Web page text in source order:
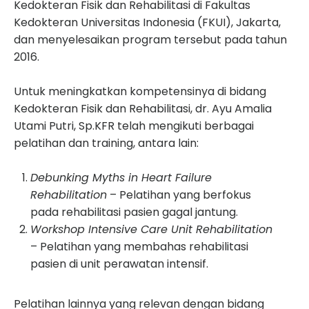
Kedokteran Fisik dan Rehabilitasi di Fakultas
Kedokteran Universitas Indonesia (FKUI), Jakarta,
dan menyelesaikan program tersebut pada tahun
2016.
Untuk meningkatkan kompetensinya di bidang
Kedokteran Fisik dan Rehabilitasi, dr. Ayu Amalia
Utami Putri, Sp.KFR telah mengikuti berbagai
pelatihan dan training, antara lain:
Debunking Myths in Heart Failure
Rehabilitation – Pelatihan yang berfokus
pada rehabilitasi pasien gagal jantung.
Workshop Intensive Care Unit Rehabilitation
– Pelatihan yang membahas rehabilitasi
pasien di unit perawatan intensif.
Pelatihan lainnya yang relevan dengan bidang